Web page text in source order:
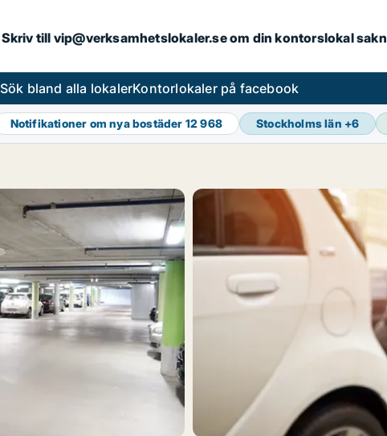
till vip@verksamhetslokaler.se om din kontorslokal
Sök bland alla lokalerKontorlokaler på facebook
Notifikationer om nya bostäder 12 968 Stockholms län +6